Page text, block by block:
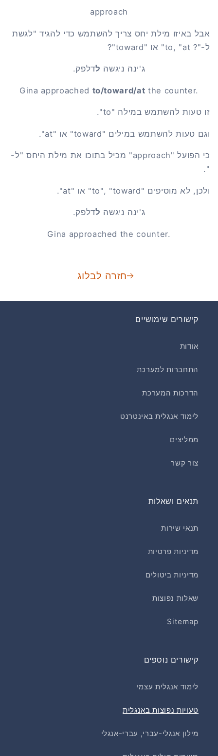
approach
אבל באיזו מילת יחס צריך להשתמש כדי להגיד "לגשת
ל-"? to, "at" או "toward"?
ג'ינה ניגשה לדלפק.
Gina approached to/toward/at the counter.
זו טעות להשתמש במילה "to".
וגם טעות להשתמש במילים "toward" או "at".
כי הפועל "approach" מכיל בתוכו את מילת היחס "ל-
".
ולכן, לא מוסיפים "to", "toward" או "at".
ג'ינה ניגשה לדלפק.
Gina approached the counter.
חזרה לבלוג
קישורים שימושיים
אודות
התחברות למערכת
הדרכות המערכת
לימוד אנגלית באינטרנט
ממליצים
צור קשר
תנאים ושאלות
תנאי שירות
מדיניות פרטיות
מדיניות ביטולים
שאלות נפוצות
Sitemap
קישורים נוספים
לימוד אנגלית עצמי
טעויות נפוצות באנגלית
מילון אנגלי-עברי, עברי-אנגלי